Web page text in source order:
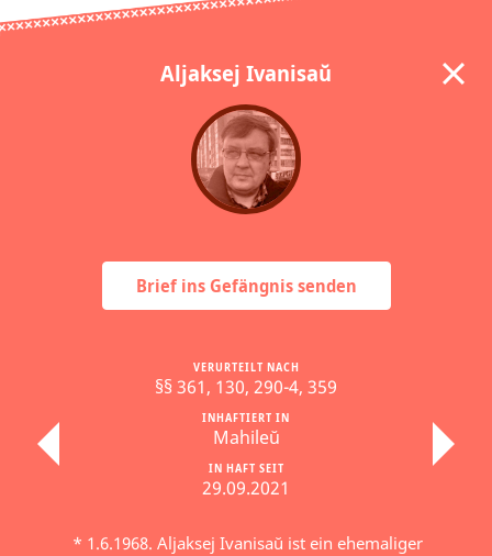
Aljaksej Ivanisaŭ
Brief ins Gefängnis senden
IN HAFT SEIT
29.09.2021
INHAFTIERT IN
Mahileŭ
VERURTEILT NACH
§§ 361, 130, 290-4, 359
* 1.6.1968. Aljaksej Ivanisaŭ ist ein ehemaliger